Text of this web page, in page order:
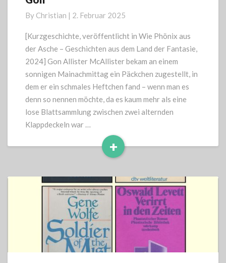
By Christian | 2. Februar 2025
[Kurzgeschichte, veröffentlicht in Wie Phönix aus
der Asche – Geschichten aus dem Land der Fantasie,
2024] Gon Allister McAllister bekam an einem
sonnigen Mainachmittag ein Päckchen zugestellt, in
dem er ein schmales Heftchen fand – wenn man es
denn so nennen möchte, da es kaum mehr als eine
lose Blattsammlung zwischen zwei alternden
Klappdeckeln war …
+
Read